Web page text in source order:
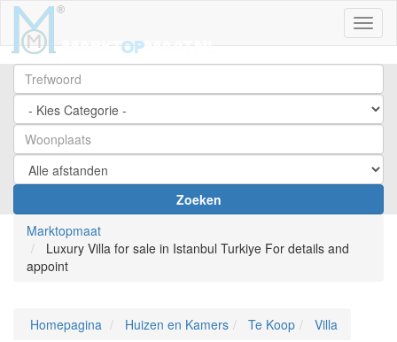
Zoeken
Marktopmaat
Luxury Villa for sale in Istanbul Turkiye For details and
appoint
Homepagina Huizen en Kamers Te Koop Villa